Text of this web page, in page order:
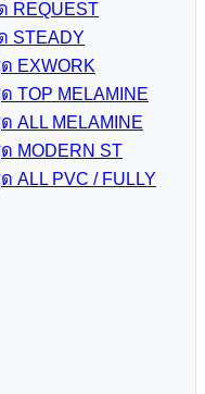
REQUEST
STEADY
EXWORK
TOP MELAMINE
ALL MELAMINE
MODERN ST
ALL PVC / FULLY